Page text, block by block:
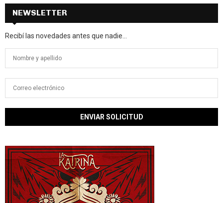
NEWSLETTER
Recibí las novedades antes que nadie...